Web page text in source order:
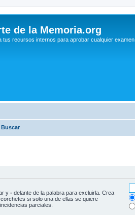
de la Memoria.org
tus recursos internos para aprobar cualquier examen
Buscar
y - delante de la palabra para excluirla. Crea
si solo una de ellas se quiere
parciales.